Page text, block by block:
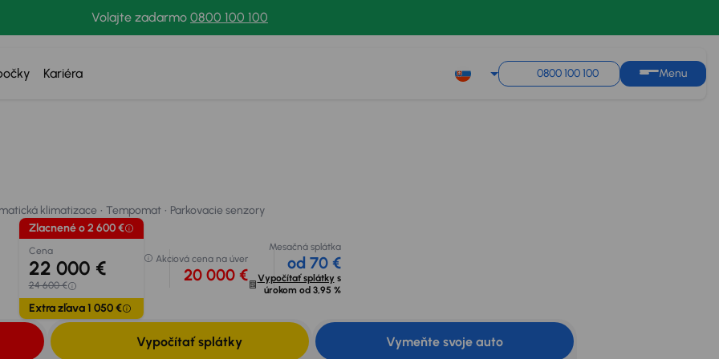
Volajte zadarmo 0800 100 100
Kariéra 0800 100 100 Menu
klimatizace Tempomat
Parkovacie senzory
Zlacnené o 2 600 €
Cena
22 000 €
24 600 €
Extra zľava 1 050 €
Akciová cena na úver
20 000 €
Mesačná splátka
od 70 €
Vypočítať splátkys
úrokom od3,95 %
Vypočítať splátky Vymeňte svoje auto
svoje auto